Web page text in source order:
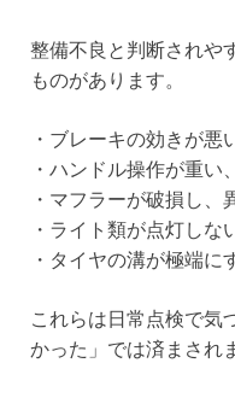
整備不良と判断されや
ものがあります。
・ブレーキの効きが悪
・ハンドル操作が重い
・マフラーが破損し、
・ライト類が点灯しな
・タイヤの溝が極端に
これらは日常点検で気
かった」では済まされ